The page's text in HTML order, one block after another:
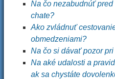
Na čo nezabudnúť
chate?
Ako zvládnuť
obmedzeniami?
Na čo si dávať pozor
Na aké udalosti a
ak sa chystáte